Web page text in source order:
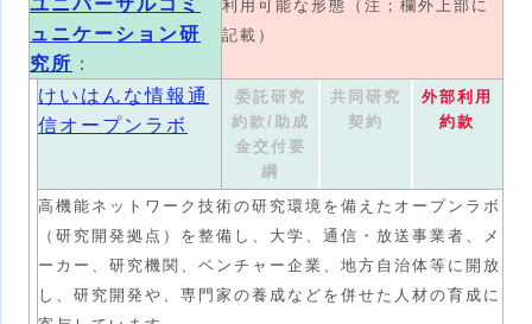
ュニケーション研
究所 ：
利用可能な形態（注；欄外上部に
記載）
けいはんな情報通
信オープンラボ
委託研究
約款/助成
金交付要
綱
共同研究
契約
外部利用
約款
高機能ネットワーク技術の研究環境を備えたオープンラボ
（研究開発拠点）を整備し、大学、通信・放送事業者、メ
ーカー、研究機関、ベンチャー企業、地方自治体等に開放
し、研究開発や、専門家の養成などを併せた人材の育成に